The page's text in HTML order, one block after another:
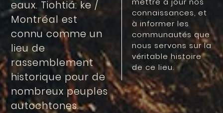
eaux. Tiohtiá: ke /
Montréal est
connu comme un
lieu de
rassemblement
historique pour de
nombreux peuples
autochtones.
connaissances, et
à informer les
communautés que
nous servons sur la
véritable histoire
de ce lieu.